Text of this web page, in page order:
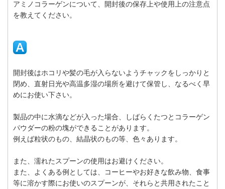
アミノコラーゲンについて、開封後の保存上や使用上の注意点
を教えてください。
開封後はホコリや髪の毛が入らないようチャックをしっかりと
閉め、直射日光や高温多湿の場所を避けて保管し、なるべく早
めにお使い下さい。
製品の中に水滴などが入った場合、しばらくたつとコラーゲン
パウダーの粉の塊ができることがあります。
例えば粒状のもの、結晶状のもの等、色々あります。
また、濡れたスプーンの使用はお避けください。
また、よくある例としては、コーヒーやお好きな飲み物、食事
等に溶かす際にお使いのスプーンが、それらと共用されたこと